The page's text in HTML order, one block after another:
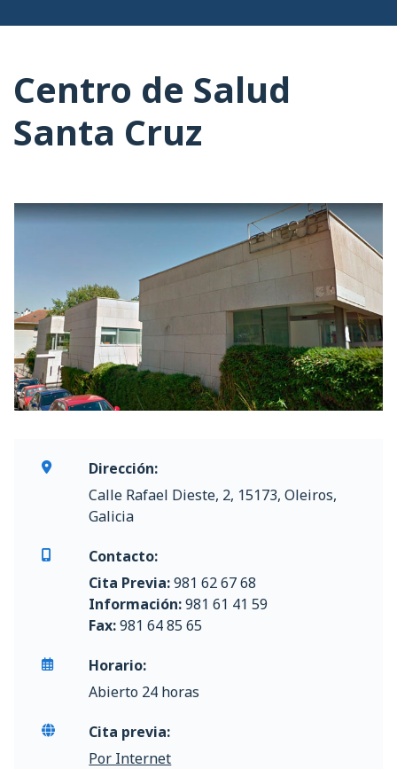
Centro de Salud
Santa Cruz
Dirección:
Calle Rafael Dieste, 2, 15173, Oleiros,
Galicia
Contacto:
Cita Previa:981 62 67 68
Información:981 61 41 59
Fax:981 64 85 65
Horario:
Abierto 24 horas
Cita previa:
Por Internet